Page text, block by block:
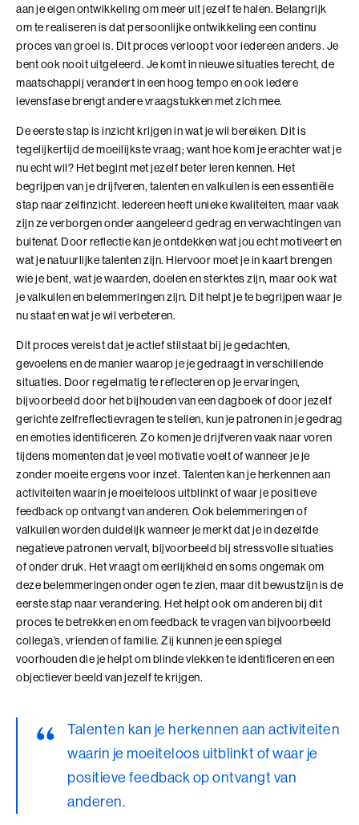
Effectieve Persoonlijke Communicatie
Effectieve Persoonlijke Communicatie (BaakBoost)
High Performance Leadership
Ik en de Anderen
Ik en de Anderen (BaakBoost)
Invloed in Complexiteit
Inzicht in Ambitie
Jouw Kracht in Culturele Diversiteit
Leiden van Veranderingen
Leiden van Veranderingen (BaakBoost)
Leiderschap door Vrouwen
Leiderschap en Reflectie in de Publieke Sector
Leiderschap en Reflectie in de Publieke Sector (BaakBoost)
Leiderschap, Mens en Technologie
Leidinggeven aan eigenwijze Professionals
Leidinggeven aan eigenwijze Professionals (BaakBoost)
Leren Leiden
Leren Leiden (BaakBoost)
Management van Mensen
Moeilijke Gesprekken Voeren
Moeilijke Gesprekken Voeren (BaakBoost)
Perfectionisme in Balans
aan je eigen ontwikkeling om meer uit jezelf te halen. Belangrijk
om te realiseren is dat persoonlijke ontwikkeling een continu
proces van groei is. Dit proces verloopt voor iedereen anders. Je
bent ook nooit uitgeleerd. Je komt in nieuwe situaties terecht, de
maatschappij verandert in een hoog tempo en ook iedere
levensfase brengt andere vraagstukken met zich mee.
De eerste stap is inzicht krijgen in wat je wil bereiken. Dit is
tegelijkertijd de moeilijkste vraag; want hoe kom je erachter wat je
nu echt wil? Het begint met jezelf beter leren kennen. Het
begrijpen van je drijfveren, talenten en valkuilen is een essentiële
stap naar zelfinzicht. Iedereen heeft unieke kwaliteiten, maar vaak
zijn ze verborgen onder aangeleerd gedrag en verwachtingen van
buitenaf. Door reflectie kan je ontdekken wat jou echt motiveert en
wat je natuurlijke talenten zijn. Hiervoor moet je in kaart brengen
wie je bent, wat je waarden, doelen en sterktes zijn, maar ook wat
je valkuilen en belemmeringen zijn. Dit helpt je te begrijpen waar je
nu staat en wat je wil verbeteren.
Dit proces vereist dat je actief stilstaat bij je gedachten,
gevoelens en de manier waarop je je gedraagt in verschillende
situaties. Door regelmatig te reflecteren op je ervaringen,
bijvoorbeeld door het bijhouden van een dagboek of door jezelf
gerichte zelfreflectievragen te stellen, kun je patronen in je gedrag
en emoties identificeren. Zo komen je drijfveren vaak naar voren
tijdens momenten dat je veel motivatie voelt of wanneer je je
zonder moeite ergens voor inzet. Talenten kan je herkennen aan
activiteiten waarin je moeiteloos uitblinkt of waar je positieve
feedback op ontvangt van anderen. Ook belemmeringen of
valkuilen worden duidelijk wanneer je merkt dat je in dezelfde
negatieve patronen vervalt, bijvoorbeeld bij stressvolle situaties
of onder druk. Het vraagt om eerlijkheid en soms ongemak om
deze belemmeringen onder ogen te zien, maar dit bewustzijn is de
eerste stap naar verandering. Het helpt ook om anderen bij dit
proces te betrekken en om feedback te vragen van bijvoorbeeld
collega’s, vrienden of familie. Zij kunnen je een spiegel
voorhouden die je helpt om blinde vlekken te identificeren en een
objectiever beeld van jezelf te krijgen.
Talenten kan je herkennen aan activiteiten
waarin je moeiteloos uitblinkt of waar je
positieve feedback op ontvangt van
anderen.